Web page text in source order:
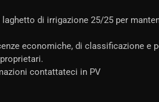
di irrigazione 25/25 per
economiche, di classificazione e
contattateci in PV